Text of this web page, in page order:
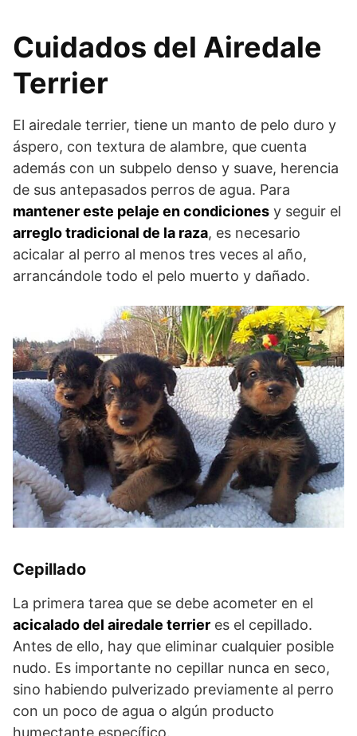
Cuidados del Airedale
Terrier
El airedale terrier, tiene un manto de pelo duro y
áspero, con textura de alambre, que cuenta
además con un subpelo denso y suave, herencia
de sus antepasados perros de agua. Para
mantener este pelaje en condiciones y seguir el
arreglo tradicional de la raza, es necesario
acicalar al perro al menos tres veces al año,
arrancándole todo el pelo muerto y dañado.
Cepillado
La primera tarea que se debe acometer en el
acicalado del airedale terrier es el cepillado.
Antes de ello, hay que eliminar cualquier posible
nudo. Es importante no cepillar nunca en seco,
sino habiendo pulverizado previamente al perro
con un poco de agua o algún producto
humectante específico.